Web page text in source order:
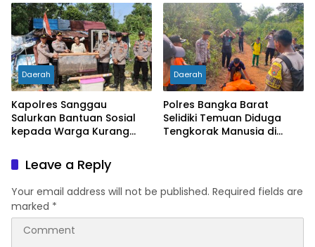
Putih
Daerah
Kapolres Sanggau
Salurkan Bantuan Sosial
kepada Warga Kurang
Wujud Nyata Kepedulian
Polri Hadir untuk
Masyarakat
Daerah
Polres Bangka Barat
Selidiki Temuan Diduga
Tengkorak Manusia di
Leave a Reply
Your email address will not be published. Required fields are
marked *